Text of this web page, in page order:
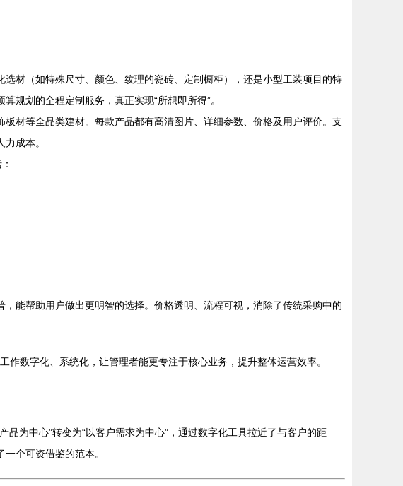
材（如特殊尺寸、颜色、纹理的瓷砖、定制橱柜），还是小型工装项目的特
规划的全程定制服务，真正实现“所想即所得”。
材等全品类建材。每款产品都有高清图片、详细参数、价格及用户评价。支
成本。
能帮助用户做出更明智的选择。价格透明、流程可视，消除了传统采购中的
作数字化、系统化，让管理者能更专注于核心业务，提升整体运营效率。
为中心”转变为“以客户需求为中心”，通过数字化工具拉近了与客户的距
个可资借鉴的范本。